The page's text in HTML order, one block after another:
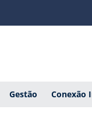
Gestão Conexão